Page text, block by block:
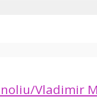
Vladimir